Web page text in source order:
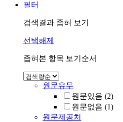
필터
검색결과 좁혀 보기
선택해제
좁혀본 항목 보기순서
원문유무
원문있음 (2)
원문없음 (1)
원문제공처